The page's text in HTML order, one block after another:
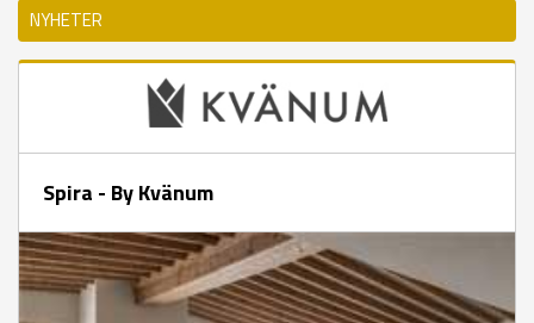
NYHETER
Spira - By Kvänum